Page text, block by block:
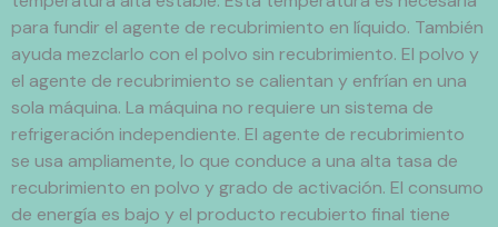
para fundir el agente de recubrimiento en líquido. También
ayuda mezclarlo con el polvo sin recubrimiento. El polvo y
el agente de recubrimiento se calientan y enfrían en una
sola máquina. La máquina no requiere un sistema de
refrigeración independiente. El agente de recubrimiento
se usa ampliamente, lo que conduce a una alta tasa de
recubrimiento en polvo y grado de activación. El consumo
de energía es bajo y el producto recubierto final tiene